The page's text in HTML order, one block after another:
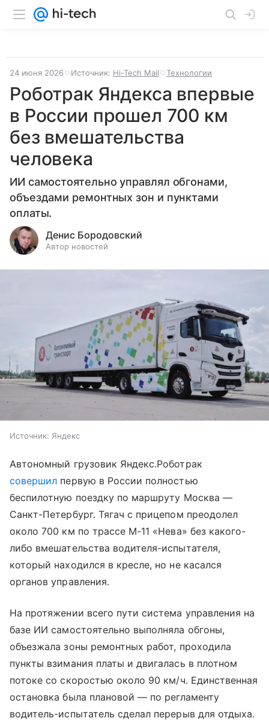
24 июня 2026 Источник: Hi-Tech Mail Технологии
Роботрак Яндекса впервые
в России прошел 700 км
без вмешательства
человека
ИИ самостоятельно управлял обгонами,
объездами ремонтных зон и пунктами
оплаты.
Денис Бородовский
Автор новостей
Источник: Яндекс
Автономный грузовик Яндекс.Роботрак
совершил первую в России полностью
беспилотную поездку по маршруту Москва —
Санкт-Петербург. Тягач с прицепом преодолел
около 700 км по трассе М-11 «Нева» без какого-
либо вмешательства водителя-испытателя,
который находился в кресле, но не касался
органов управления.
На протяжении всего пути система управления на
базе ИИ самостоятельно выполняла обгоны,
объезжала зоны ремонтных работ, проходила
пункты взимания платы и двигалась в плотном
потоке со скоростью около 90 км/ч. Единственная
остановка была плановой — по регламенту
водитель-испытатель сделал перерыв для отдыха.